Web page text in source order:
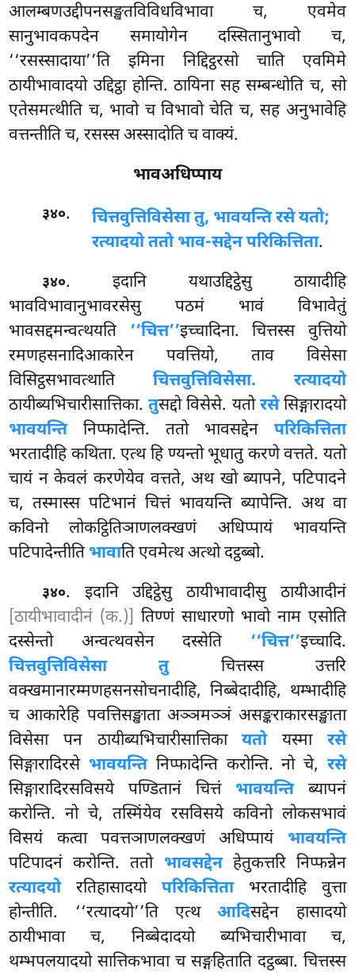
आलम्बणउद्दीपनसङ्खतविविधविभावा च, एवमेव
सानुभावकपदेन समायोगेन दस्सितानुभावो च,
‘‘रसस्सादाया’’ति इमिना निद्दिट्ठरसो चाति एवमिमे
ठायीभावादयो उद्दिट्ठा होन्ति. ठायिना सह सम्बन्धोति च, सो
एतेसमत्थीति च, भावो च विभावो चेति च, सह अनुभावेहि
वत्तन्तीति च, रसस्स अस्सादोति च वाक्यं.
भावअधिप्पाय
३४०.
चित्तवुत्तिविसेसा तु, भावयन्ति रसे यतो;
रत्यादयो ततो भाव-सद्देन परिकित्तिता.
३४०. इदानि यथाउद्दिट्ठेसु ठायादीहि
भावविभावानुभावरसेसु पठमं भावं विभावेतुं
भावसद्दमन्वत्थयति ‘‘चित्त’’इच्चादिना. चित्तस्स वुत्तियो
रमणहसनादिआकारेन पवत्तियो, ताव विसेसा
विसिट्ठसभावत्थाति चित्तवुत्तिविसेसा. रत्यादयो
ठायीब्यभिचारीसात्तिका.तुसद्दो विसेसे. यतोरसेसिङ्गारादयो
भावयन्तिनिप्फादेन्ति. ततो भावसद्देन परिकित्तिता
भरतादीहि कथिता. एत्थ हि ण्यन्तो भूधातु करणे वत्तते. यतो
चायं न केवलं करणेयेव वत्तते, अथ खो ब्यापने, पटिपादने
च, तस्मास्स पटिभानं चित्तं भावयन्ति ब्यापेन्ति. अथ वा
कविनो लोकट्ठितिञाणलक्खणं अधिप्पायं भावयन्ति
पटिपादेन्तीतिभावाति एवमेत्थ अत्थो दट्ठब्बो.
३४०. इदानि उद्दिट्ठेसु ठायीभावादीसु ठायीआदीनं
[ठायीभावादीनं (क.)] तिण्णं साधारणो भावो नाम एसोति
दस्सेन्तो अन्वत्थवसेन दस्सेति ‘‘चित्त’’इच्चादि.
चित्तवुत्तिविसेसा तुचित्तस्स उत्तरि
वक्खमानारम्मणहसनसोचनादीहि, निब्बेदादीहि, थम्भादीहि
च आकारेहि पवत्तिसङ्खाता अञ्ञमञ्ञं असङ्कराकारसङ्खाता
विसेसा पन ठायीब्यभिचारीसात्तिकायतोयस्मा रसे
सिङ्गारादिरसे भावयन्तिनिप्फादेन्ति करोन्ति. नो चे, रसे
सिङ्गारादिरसविसये पण्डितानं चित्तं भावयन्तिब्यापनं
करोन्ति. नो चे, तस्मिंयेव रसविसये कविनो लोकसभावं
विसयं कत्वा पवत्तञाणलक्खणं अधिप्पायं भावयन्ति
पटिपादनं करोन्ति. ततो भावसद्देनहेतुकत्तरि निप्फन्नेन
रत्यादयोरतिहासादयो परिकित्तिताभरतादीहि वुत्ता
होन्तीति. ‘‘रत्यादयो’’ति एत्थआदिसद्देन हासादयो
ठायीभावा च, निब्बेदादयो ब्यभिचारीभावा च,
थम्भपलयादयो सात्तिकभावा च सङ्गहिताति दट्ठब्बा. चित्तस्स